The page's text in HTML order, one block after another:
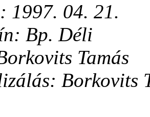
1997. 04. 21.
Bp. Déli
Tamás
Borkovits